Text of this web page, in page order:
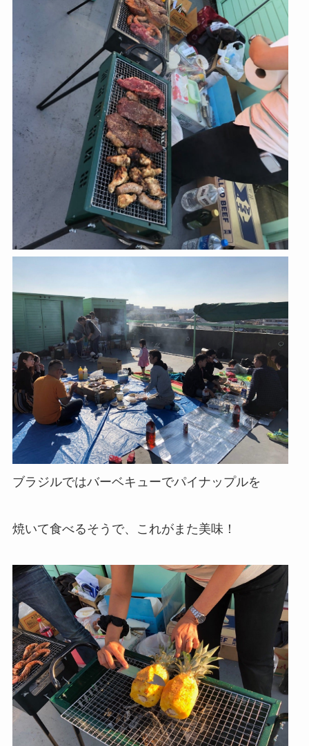
ブラジルではバーベキューでパイナップルを
焼いて食べるそうで、これがまた美味！